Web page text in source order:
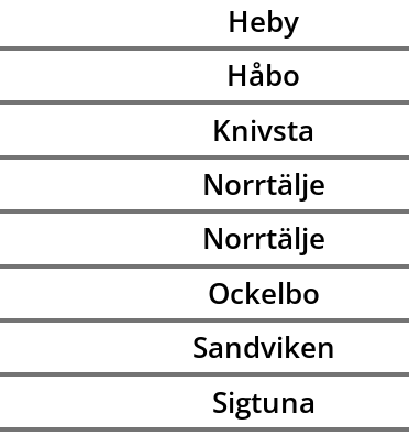
Heby
Håbo
Knivsta
Norrtälje
Norrtälje
Ockelbo
Sandviken
Sigtuna